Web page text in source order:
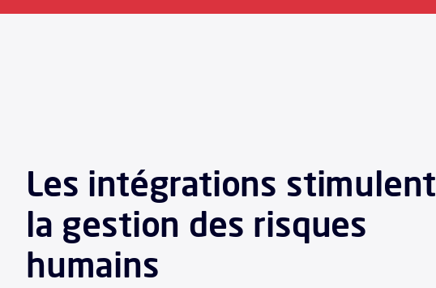
Les intégrations stimulent
la gestion des risques
humains